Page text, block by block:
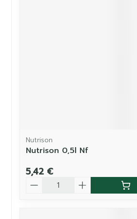
Nutrison
Nutrison 0,5l Nf
5,42 €
Quantité